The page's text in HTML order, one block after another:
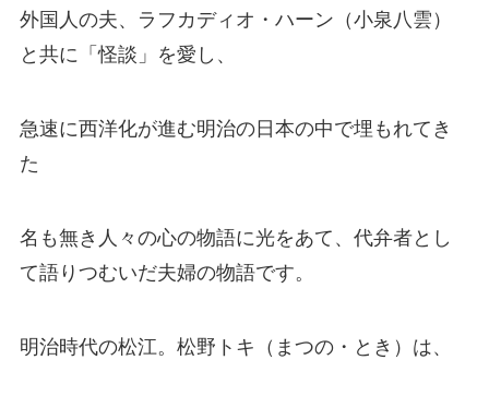
外国人の夫、ラフカディオ・ハーン（小泉八雲）
と共に「怪談」を愛し、
急速に西洋化が進む明治の日本の中で埋もれてき
た
名も無き人々の心の物語に光をあて、代弁者とし
て語りつむいだ夫婦の物語です。
明治時代の松江。松野トキ（まつの・とき）は、